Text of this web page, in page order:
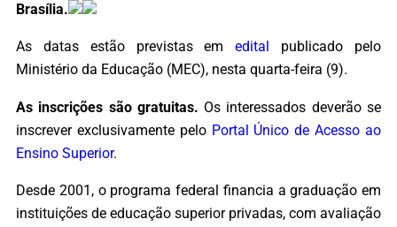
Brasília.
As datas estão previstas emedital
publicado pelo
Ministério da Educação (MEC), nesta quarta-feira (9).
As inscrições são gratuitas. Os interessados deverão se
inscrever exclusivamente pelo Portal Único de Acesso ao
Ensino Superior.
Desde 2001, o programa federal financia a graduação em
instituições de educação superior privadas, com avaliação